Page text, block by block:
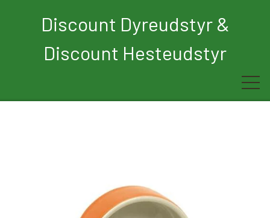
Discount Dyreudstyr &
Discount Hesteudstyr
Hest